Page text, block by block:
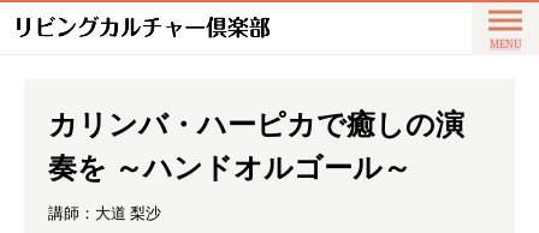
カリンバ・ハーピカで癒しの演
奏を ～ハンドオルゴール～
講師： 大道 梨沙